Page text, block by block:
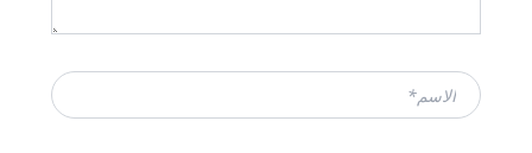
الاسم*